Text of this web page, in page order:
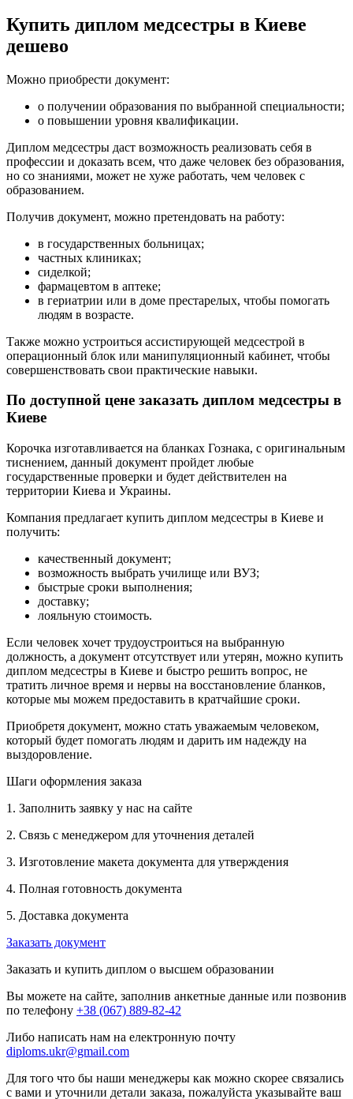
Купить диплом медсестры в Киеве
дешево
Можно приобрести документ:
о получении образования по выбранной специальности;
о повышении уровня квалификации.
Диплом медсестры даст возможность реализовать себя в
профессии и доказать всем, что даже человек без образования,
но со знаниями, может не хуже работать, чем человек с
образованием.
Получив документ, можно претендовать на работу:
в государственных больницах;
частных клиниках;
сиделкой;
фармацевтом в аптеке;
в гериатрии или в доме престарелых, чтобы помогать
людям в возрасте.
Также можно устроиться ассистирующей медсестрой в
операционный блок или манипуляционный кабинет, чтобы
совершенствовать свои практические навыки.
По доступной цене заказать диплом медсестры в
Киеве
Корочка изготавливается на бланках Гознака, с оригинальным
тиснением, данный документ пройдет любые
государственные проверки и будет действителен на
территории Киева и Украины.
Компания предлагает купить диплом медсестры в Киеве и
получить:
качественный документ;
возможность выбрать училище или ВУЗ;
быстрые сроки выполнения;
доставку;
лояльную стоимость.
Если человек хочет трудоустроиться на выбранную
должность, а документ отсутствует или утерян, можно купить
диплом медсестры в Киеве и быстро решить вопрос, не
тратить личное время и нервы на восстановление бланков,
которые мы можем предоставить в кратчайшие сроки.
Приобретя документ, можно стать уважаемым человеком,
который будет помогать людям и дарить им надежду на
выздоровление.
Шаги оформления заказа
1. Заполнить заявку у нас на сайте
2. Связь с менеджером для уточнения деталей
3. Изготовление макета документа для утверждения
4. Полная готовность документа
5. Доставка документа
Заказать документ
Заказать и купить диплом о высшем образовании
Вы можете на сайте, заполнив анкетные данные или позвонив
по телефону +38 (067) 889-82-42
Либо написать нам на електронную почту
diploms.ukr@gmail.com
Для того что бы наши менеджеры как можно скорее связались
с вами и уточнили детали заказа, пожалуйста указывайте ваш